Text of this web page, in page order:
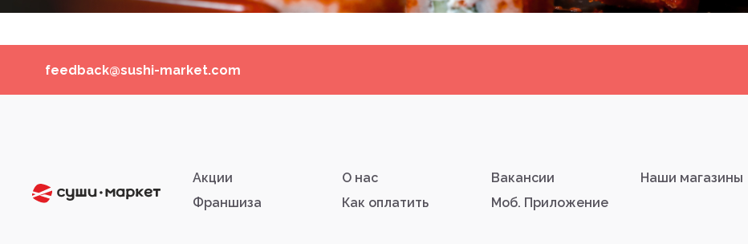
feedback@sushi-market.com
Акции О нас Вакансии
Наши магазины
Франшиза
Как оплатить Моб. Приложение